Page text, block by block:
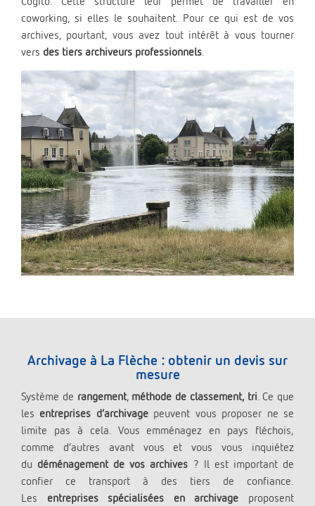
coworking, si elles le souhaitent. Pour ce qui est de vos
archives, pourtant, vous avez tout intérêt à vous tourner
vers des tiers archiveurs professionnels.
Archivage à La Flèche : obtenir un devis sur
mesure
Système de rangement, méthode de classement, tri. Ce que
les entreprises d’archivagepeuvent vous proposer ne se
limite pas à cela. Vous emménagez en pays fléchois,
comme d’autres avant vous et vous vous inquiétez
du déménagement de vos archives ? Il est important de
confier ce transport à des tiers de confiance.
Les entreprises spécialisées en archivage proposent